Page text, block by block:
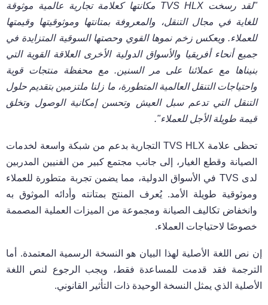
"لقد رسختTVS HLX مكانتها كعلامة تجارية عالمية موثوقة
للغاية في مجال التنقل، والمعروفة بمتانتها وموثوقيتها وقيمتها
للعملاء. ويعكس زخم نموها القوي وحصتها السوقية المتزايدة في
جميع أنحاء أفريقيا والأسواق الدولية الأخرى العلاقة القوية التي
بنيناها مع عملائنا على مر السنين. مع محفظة منتجات قوية
واحتياجات التنقل العالمية المتطورة، ما زلنا ملتزمين بتقديم حلول
التنقل التي تدعم سبل العيش وتحسن إمكانية الوصول وتخلق
قيمة طويلة الأجل للعملاء".
تحظى علامة TVS HLXالتجارية بدعم من شبكة واسعة لخدمات
الصيانة وقطع الغيار، إلى جانب مجتمع كبير من الفنيين المدربين
لدى TVS في الأسواق الدولية، مما يضمن تجربة متطورة للعملاء
وموثوقية طويلة الأمد. يُعرف المنتج بمتانته وأدائه الموثوق به
وانخفاض تكاليف الصيانة ومجموعة من الميزات العملية المصممة
خصوصًا لاحتياجات العملاء.
إن نص اللغة الأصلية لهذا البيان هو النسخة الرسمية المعتمدة.
أما
الترجمة فقد قدمت للمساعدة فقط، ويجب الرجوع لنص اللغة
الأصلية الذي يمثل النسخة الوحيدة ذات التأثير القانوني.